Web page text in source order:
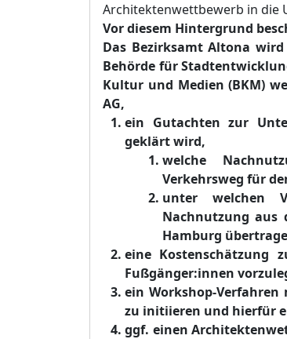
Architektenwettbewerb in die
Vor diesem Hintergrund
Das Bezirksamt Altona wird
Behörde für
Kultur und Medien (BKM)
AG,
ein Gutachten zur
geklärt wird,
welche
Verkehrsweg für
unter welchen
Nachnutzung aus
Hamburg
eine Kostenschätzung
Fußgänger:innen
ein Workshop-
zu initiieren und hierfür
ggf. einen